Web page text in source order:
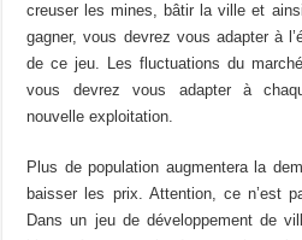
creuser les mines, bâtir la ville et
gagner, vous devrez vous adapter à
de ce jeu. Les fluctuations du
vous devrez vous adapter à
nouvelle exploitation.
Plus de population augmentera la
baisser les prix. Attention, ce n’est
Dans un jeu de développement de